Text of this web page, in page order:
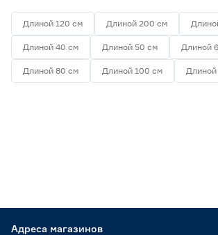
Длиной 120 см Длиной 200 см
Длиной 40 см Длиной 50 см Длиной
Длиной 80 см Длиной 100 см
Адреса магазинов